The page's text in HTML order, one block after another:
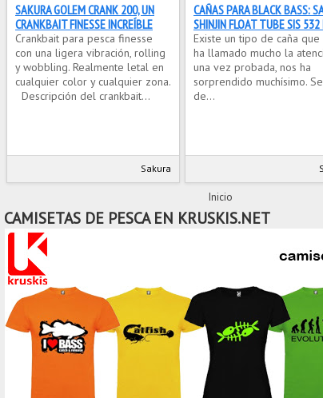
SAKURA GOLEM CRANK 200, UN
CRANKBAIT FINESSE INCREÍBLE
Crankbait para pesca finesse
con una ligera vibración, rolling
y wobbling. Realmente letal en
cualquier color y cualquier zona.
Descripción del crankbait...
Sakura
CAÑAS PARA BLACK BASS:
SHINJIN FLOAT TUBE SIS
Existe un tipo de caña que
ha llamado mucho la
una vez probada, nos ha
sorprendido muchísimo.
de...
Inicio
CAMISETAS DE PESCA EN KRUSKIS.NET